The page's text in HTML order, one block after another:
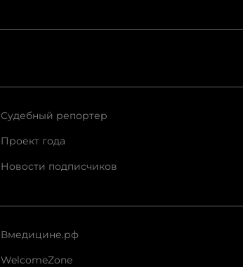
Судебный репортер
Проект года
Новости подписчиков
Вмедицине.рф
WelcomeZone